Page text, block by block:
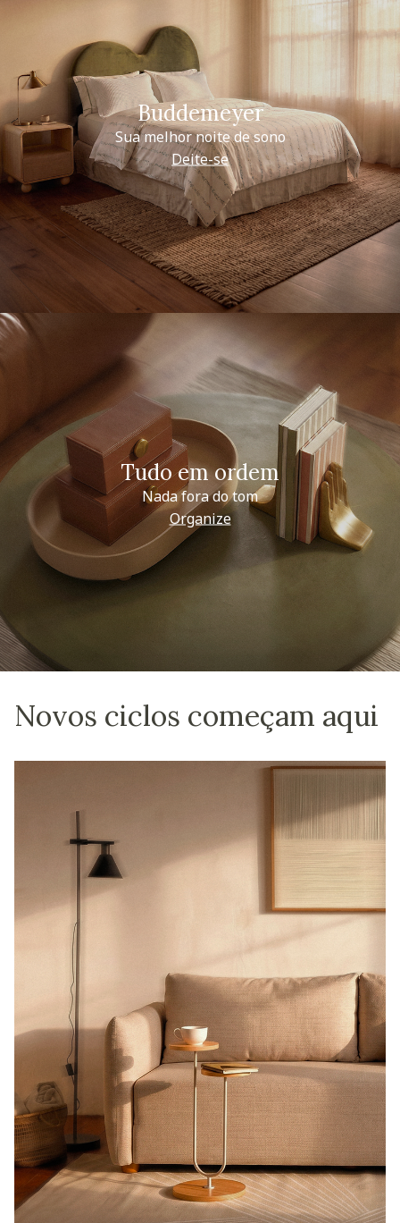
Buddemeyer
Sua melhor noite de sono
Deite-se
Tudo em ordem
Nada fora do tom
Organize
Novos ciclos começam aqui